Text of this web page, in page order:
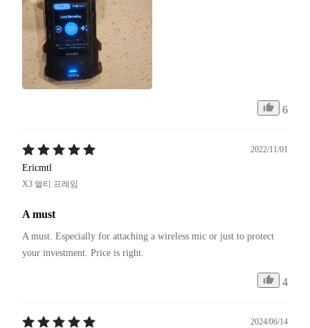
6
2022/11/01
Ericmtl
X3 멀티 프레임
A must
A must. Especially for attaching a wireless mic or just to protect
your investment. Price is right.
4
2024/06/14